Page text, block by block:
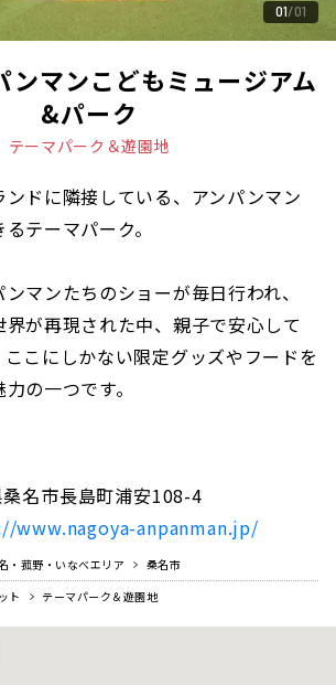
01 01
ンマンこどもミュージアム
&パーク
テーマパーク＆遊園地
ドに隣接している、アンパンマン
テーマパーク。
マンたちのショーが毎日行われ、
が再現された中、親子で安心して
こにしかない限定グッズやフードを
の一つです。
名市長島町浦安108-4
www.nagoya-anpanman.jp/
・菰野・いなべエリア
桑名市
ト テーマパーク＆遊園地